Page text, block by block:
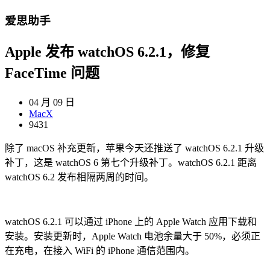
爱思助手
Apple 发布 watchOS 6.2.1，修复
FaceTime 问题
04 月 09 日
MacX
9431
除了 macOS 补充更新，苹果今天还推送了 watchOS 6.2.1 升级
补丁，这是 watchOS 6 第七个升级补丁。watchOS 6.2.1 距离
watchOS 6.2 发布相隔两周的时间。
watchOS 6.2.1 可以通过 iPhone 上的 Apple Watch 应用下载和
安装。安装更新时，Apple Watch 电池余量大于 50%，必须正
在充电，在接入 WiFi 的 iPhone 通信范围内。